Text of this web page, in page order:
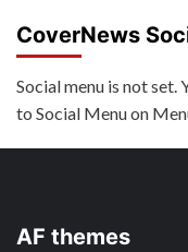
CoverNews
Social menu is not set.
to Social Menu on
AF themes